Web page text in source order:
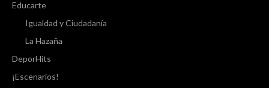
Educarte
Igualdad y Ciudadanía
La Hazaña
DeporHits
¡Escenarios!